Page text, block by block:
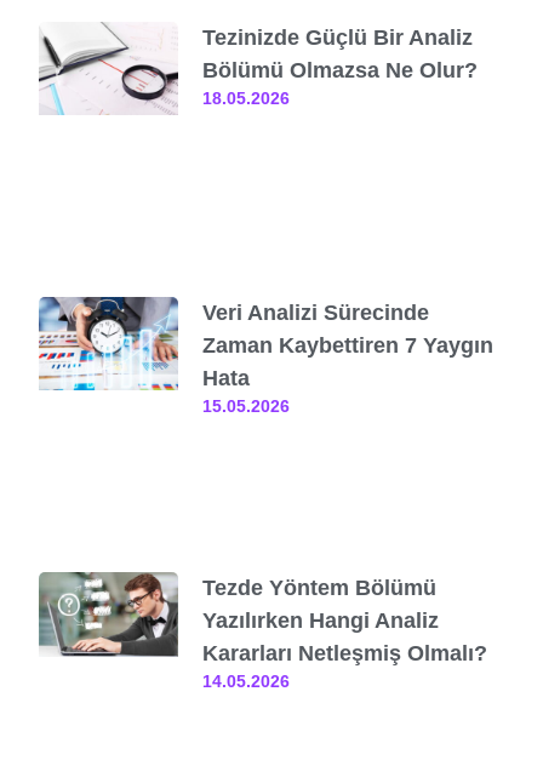
Tezinizde Güçlü Bir Analiz
Bölümü Olmazsa Ne Olur?
18.05.2026
Veri Analizi Sürecinde
Zaman Kaybettiren 7 Yaygın
Hata
15.05.2026
Tezde Yöntem Bölümü
Yazılırken Hangi Analiz
Kararları Netleşmiş Olmalı?
14.05.2026